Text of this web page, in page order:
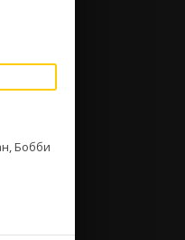
Бобби